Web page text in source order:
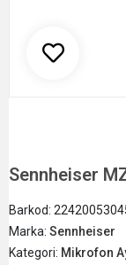
Sennheiser
Barkod:
Marka: Sennheiser
Kategori: Mikrofon